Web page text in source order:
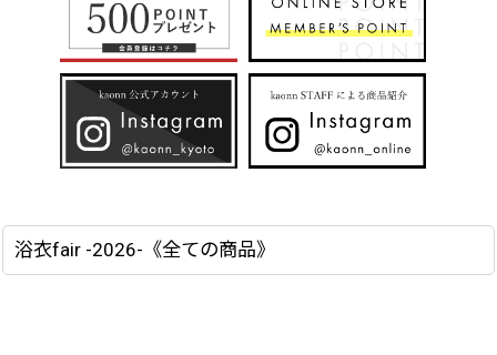
浴衣fair -2026-《全ての商品》